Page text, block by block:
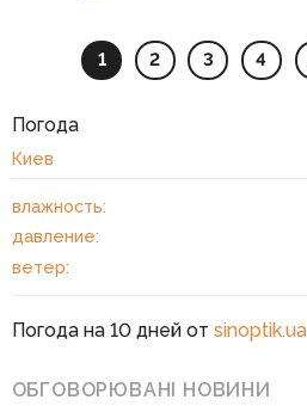
1 2 3 4
Погода
Киев
влажность:
давление:
ветер:
Погода на 10 дней от sinoptik.ua
ОБГОВОРЮВАНІ НОВИНИ